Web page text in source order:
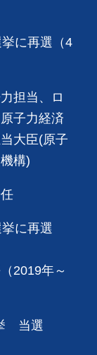
に再選（4
担当、ロ
子力経済
大臣(原子
構)
に再選
2019年～
当選